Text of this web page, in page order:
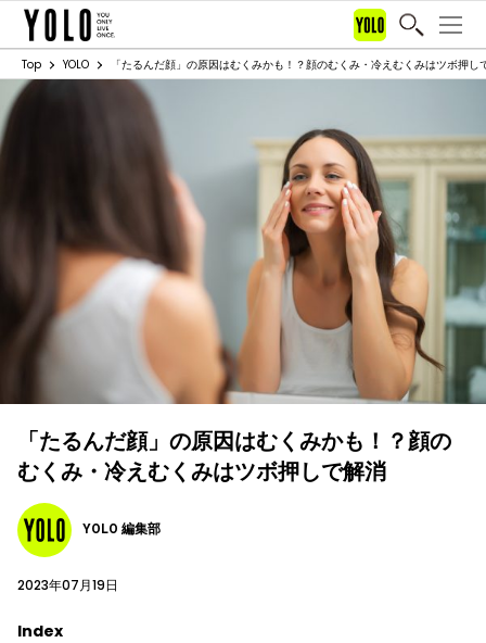
Top YOLO 「たるんだ顔」の原因はむくみかも！？顔のむくみ・冷えむくみはツボ押し
「たるんだ顔」の原因はむくみかも！？顔の
むくみ・冷えむくみはツボ押しで解消
YOLO 編集部
2023年07月19日
Index